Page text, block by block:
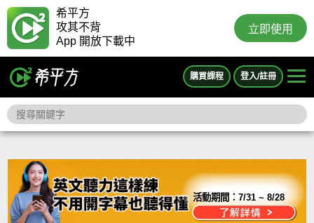
希平方
攻其不背
App 開放下載中
立即使用
購買課程 登入/註冊
活動期間：7/31 ~ 8/28